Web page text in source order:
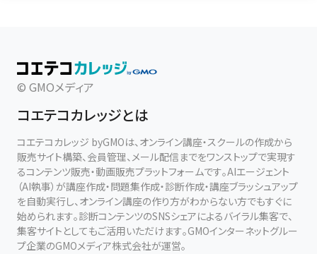
© GMOメディア
コエテコカレッジとは
コエテコカレッジ byGMOは、オンライン講座・スクールの作成から
販売サイト構築、会員管理、メール配信までをワンストップで実現す
るコンテンツ販売・動画販売プラットフォームです。AIエージェント
（AI執事）が講座作成・問題集作成・診断作成・講座ブラッシュアップ
を自動実行し、オンライン講座の作り方がわからない方でもすぐに
始められます。診断コンテンツのSNSシェアによるバイラル集客で、
集客サイトとしてもご活用いただけます。GMOインターネットグルー
プ企業のGMOメディア株式会社が運営。